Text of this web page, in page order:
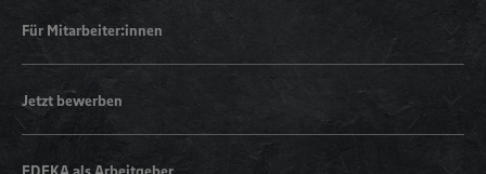
Für Mitarbeiter:innen
Jetzt bewerben